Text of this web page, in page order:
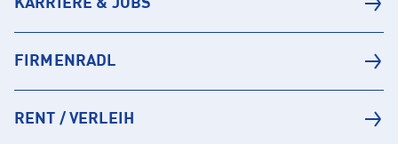
KARRIERE & JOBS
FIRMENRADL
RENT / VERLEIH